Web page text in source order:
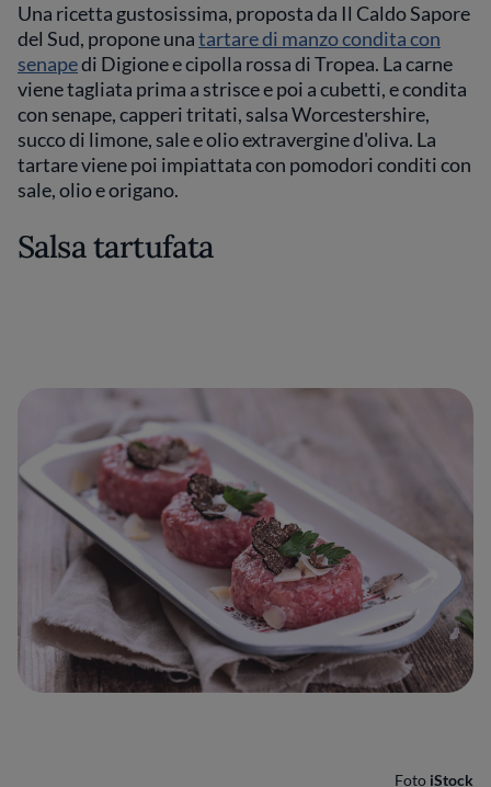
Una ricetta gustosissima, proposta da Il Caldo Sapore
del Sud, propone unatartare di manzo condita con
senapedi Digione e cipolla rossa di Tropea. La carne
viene tagliata prima a strisce e poi a cubetti, e condita
con senape, capperi tritati, salsa Worcestershire,
succo di limone, sale e olio extravergine d'oliva. La
tartare viene poi impiattata con pomodori conditi con
sale, olio e origano.
Salsa tartufata
Foto iStock